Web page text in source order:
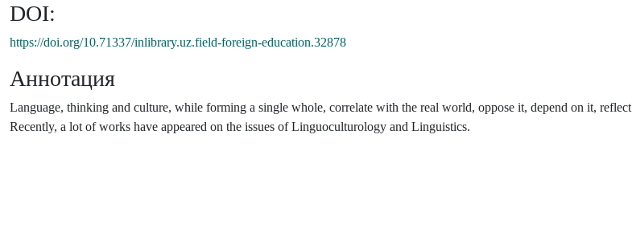
DOI:
https://doi.org/10.71337/inlibrary.uz.field-foreign-education.32878
Аннотация
Language, thinking and culture, while forming a single whole, correlate with the real world, oppose it, depend on it,
Recently, a lot of works have appeared on the issues of Linguoculturology and Linguistics.